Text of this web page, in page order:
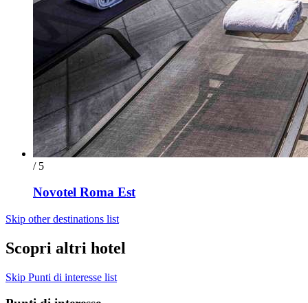
/ 5
Novotel Roma Est
Skip other destinations list
Scopri altri hotel
Skip Punti di interesse list